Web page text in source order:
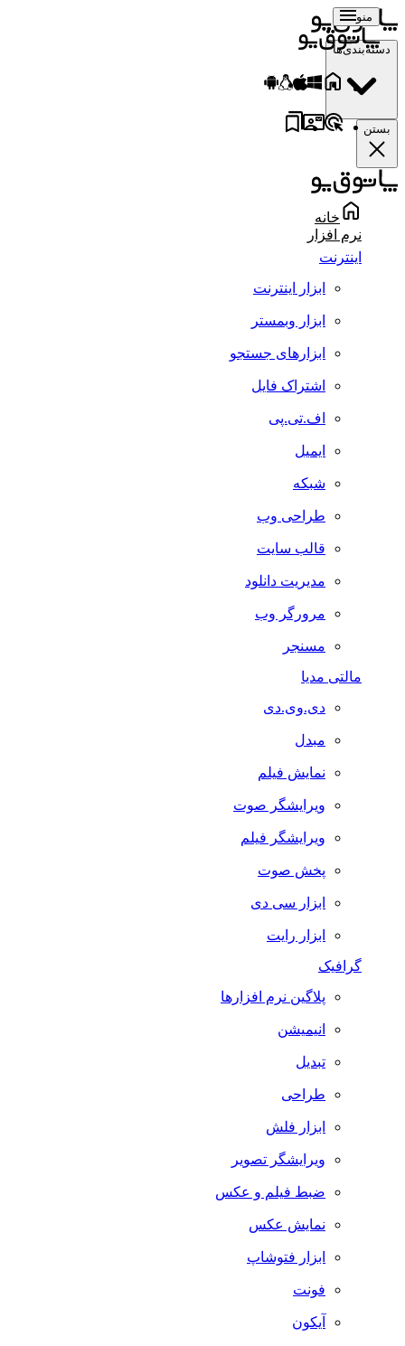
منو
دسته‌بندی‌ها
بستن
خانه
نرم افزار
اینترنت
ابزار اینترنت
ابزار وبمستر
ابزارهای جستجو
اشتراک فایل
اف.تی.پی
ایمیل
شبکه
طراحی وب
قالب سایت
مدیریت دانلود
مرورگر وب
مسنجر
مالتی مدیا
دی.وی.دی
مبدل
نمایش فیلم
ویرایشگر صوت
ویرایشگر فیلم
پخش صوت
ابزار سی دی
ابزار رایت
گرافیک
پلاگین نرم افزارها
انیمیشن
تبدیل
طراحی
ابزار فلش
ویرایشگر تصویر
ضبط فيلم و عكس
نمایش عکس
ابزار فتوشاپ
فونت
آیکون